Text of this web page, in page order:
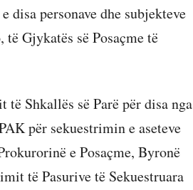
personave dhe subjekteve
Gjykatës së Posaçme të
Shkallës së Parë për disa nga
për sekuestrimin e aseteve
e Posaçme, Byronë
të Pasurive të Sekuestruara